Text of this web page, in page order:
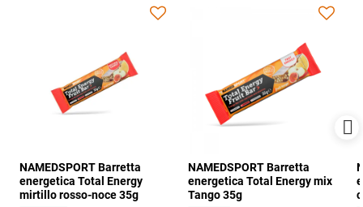
NAMEDSPORT Barretta
energetica Total Energy
mirtillo rosso-noce 35g
NAMEDSPORT Barretta
energetica Total Energy mix
Tango 35g